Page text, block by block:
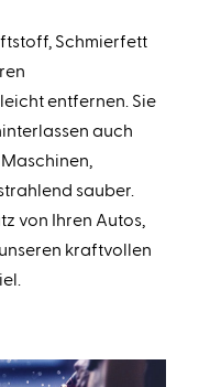
Schmierfett
entfernen. Sie
auch
sauber.
von Ihren Autos,
kraftvollen